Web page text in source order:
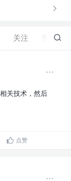
关注 20
关技术，然后
点赞